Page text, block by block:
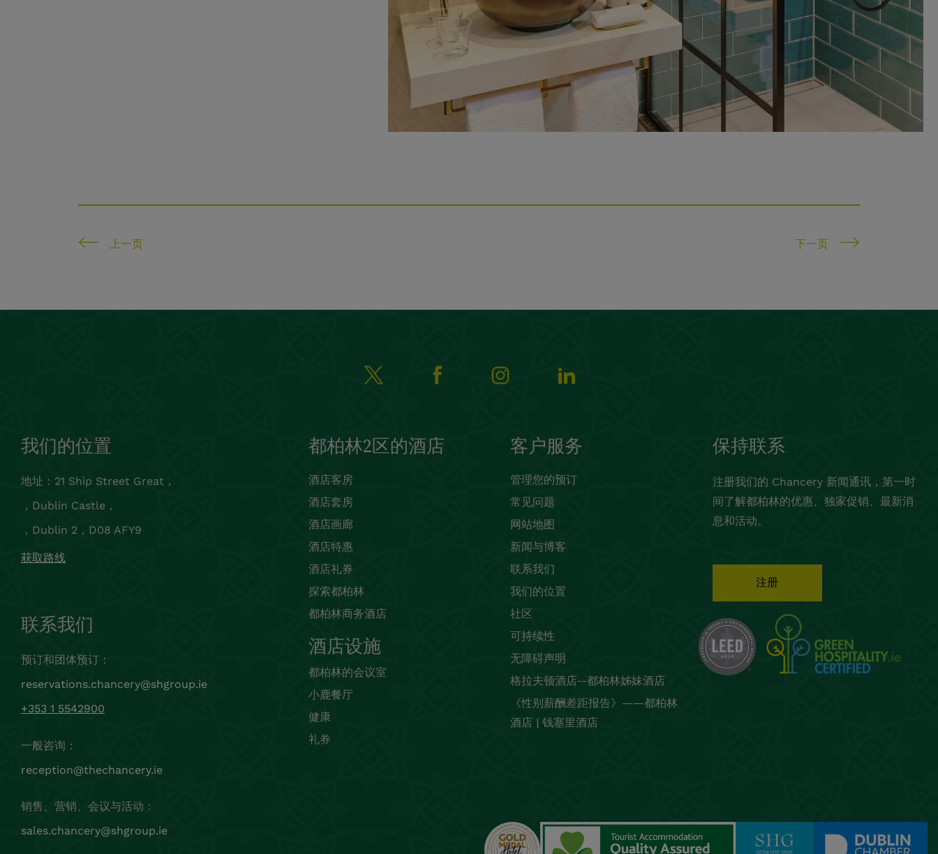
上一页 下一页
我们的位置
地址：21 Ship Street Great，
，Dublin Castle，
，Dublin 2，D08 AFY9
获取路线
联系我们
预订和团体预订：
reservations.chancery@shgroup.ie
+353 1 5542900
一般咨询：
reception@thechancery.ie
销售、营销、会议与活动：
sales.chancery@shgroup.ie
都柏林2区的酒店
酒店客房
酒店套房
酒店画廊
酒店特惠
酒店礼券
探索都柏林
都柏林商务酒店
酒店设施
都柏林的会议室
小鹿餐厅
健康
礼券
客户服务
管理您的预订
常见问题
网站地图
新闻与博客
联系我们
我们的位置
社区
可持续性
无障碍声明
格拉夫顿酒店--都柏林姊妹酒店
《性别薪酬差距报告》——都柏林
酒店 | 钱塞里酒店
保持联系
注册我们的 Chancery 新闻通讯，第一时
间了解都柏林的优惠、独家促销、最新消
息和活动。
注册